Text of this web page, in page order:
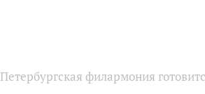
Петербургская филармония